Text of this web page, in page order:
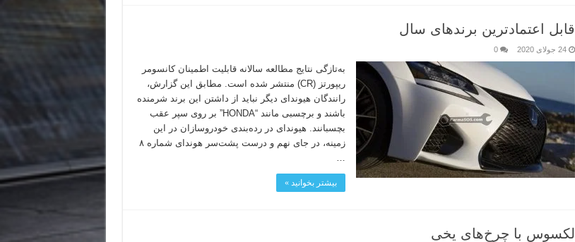
قابل اعتمادترین برندهای سال
24 جولای 2020 0
به‌تازگی نتایج مطالعه سالانه قابلیت اطمینان کانسومر
ریپورتز (CR) منتشر شده است. مطابق این گزارش،
رانندگان هیوندای دیگر نباید از داشتن این برند شرمنده
باشند و برچسبی مانند “HONDA” بر روی سپر عقب
بچسبانند. هیوندای در رده‌بندی خودروسازان در این
زمینه، در جای نهم و درست پشت‌سر هوندای شماره ۸
…
بیشتر بخوانید »
لکسوس با چرخ‌های یخی